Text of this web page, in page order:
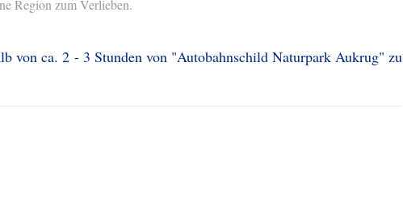
Region zum Verlieben.
von ca. 2 - 3 Stunden von "Autobahnschild Naturpark Aukrug" zu